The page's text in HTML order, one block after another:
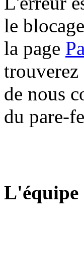
le
la page
de nous
du pare-
L'équipe